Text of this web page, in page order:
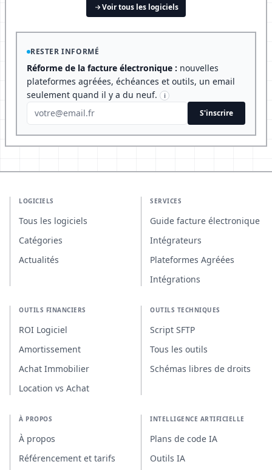
Voir tous les logiciels
RESTER INFORMÉ
Réforme de la facture électronique : nouvelles
plateformes agréées, échéances et outils, un email
seulement quand il y a du neuf.
i
S'inscrire
LOGICIELS
Tous les logiciels
Catégories
Actualités
SERVICES
Guide facture électronique
Intégrateurs
Plateformes Agréées
Intégrations
OUTILS FINANCIERS
ROI Logiciel
Amortissement
Achat Immobilier
Location vs Achat
OUTILS TECHNIQUES
Script SFTP
Tous les outils
Schémas libres de droits
À PROPOS
À propos
Référencement et tarifs
INTELLIGENCE ARTIFICIELLE
Plans de code IA
Outils IA